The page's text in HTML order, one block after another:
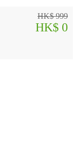
HK$ 999
HK$ 0